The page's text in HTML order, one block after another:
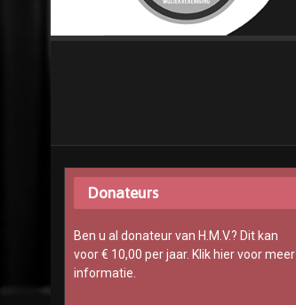
Donateurs
Ben u al donateur van H.M.V.? Dit kan
voor € 10,00 per jaar. Klik hier voor meer
informatie.